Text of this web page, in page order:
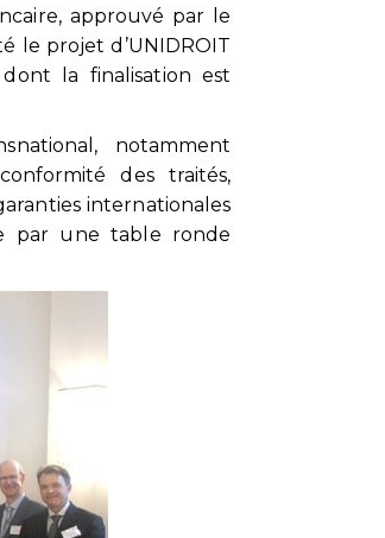
approuvé par le
le projet d’UNIDROIT
la finalisation est
notamment
des traités,
internationales
par une table ronde